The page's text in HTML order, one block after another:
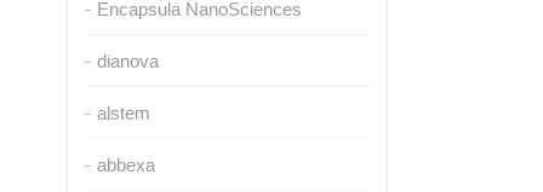
Encapsula NanoSciences
dianova
alstem
abbexa